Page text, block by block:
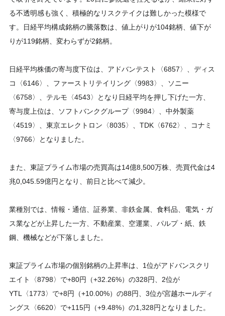
る不透明感も強く、積極的なリスクテイクは難しかった模様で
す。日経平均構成銘柄の騰落数は、値上がりが104銘柄、値下が
りが119銘柄、変わらずが2銘柄。
日経平均株価の寄与度下位は、アドバンテスト〈6857〉、ディス
コ〈6146〉、ファーストリテイリング〈9983〉、ソニー
〈6758〉、テルモ〈4543〉となり日経平均を押し下げた一方、
寄与度上位は、ソフトバンクグループ〈9984〉、中外製薬
〈4519〉、東京エレクトロン〈8035〉、TDK〈6762〉、コナミ
〈9766〉となりました。
また、東証プライム市場の売買高は14億8,500万株、売買代金は4
兆0,045.59億円となり、前日と比べて減少。
業種別では、情報・通信、証券業、非鉄金属、食料品、電気・ガ
ス業などが上昇した一方、不動産業、空運業、パルプ・紙、鉄
鋼、機械などが下落しました。
東証プライム市場の個別銘柄の上昇率は、1位がアドバンスクリ
エイト〈8798〉で+80円（+32.26%）の328円、2位が
YTL〈1773〉で+8円（+10.00%）の88円、3位が宮越ホールディ
ングス〈6620〉で+115円（+9.48%）の1,328円となりました。